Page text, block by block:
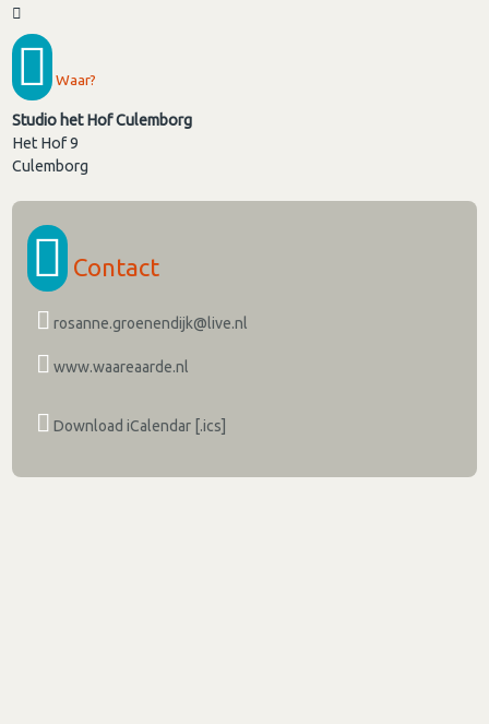
Waar?
Studio het Hof Culemborg
Het Hof 9
Culemborg
Contact
rosanne.groenendijk@live.nl
www.waareaarde.nl
Download iCalendar [.ics]